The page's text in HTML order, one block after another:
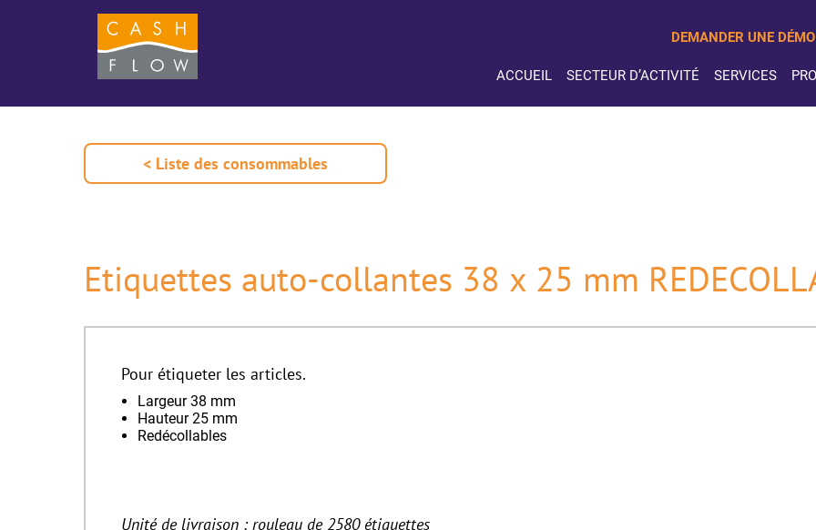
DEMANDER UNE DÉMO
ACCUEIL SECTEUR D’ACTIVITÉ SERVICES
< Liste des consommables
Etiquettes auto-collantes 38 x 25 mm
Pour étiqueter les articles.
Largeur 38 mm
Hauteur 25 mm
Redécollables
Unité de livraison : rouleau de 2580 étiquettes